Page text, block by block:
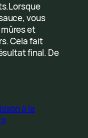
vous
et
Cela fait
final. De
à la